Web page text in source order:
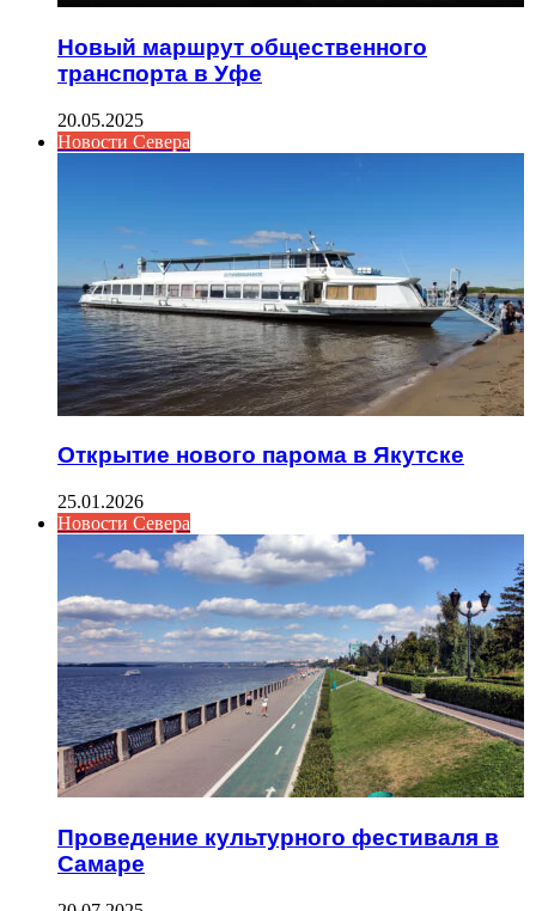
Новый маршрут общественного
транспорта в Уфе
20.05.2025
Новости Севера
Открытие нового парома в Якутске
25.01.2026
Новости Севера
Проведение культурного фестиваля в
Самаре